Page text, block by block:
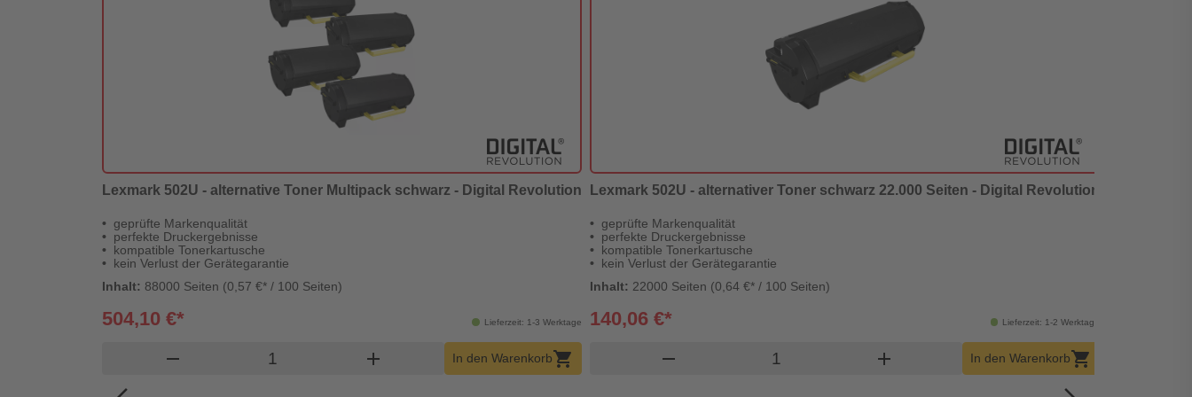
Lexmark 502U - alternative Toner Multipack schwarz - Digital Revolution
geprüfte Markenqualität
perfekte Druckergebnisse
kompatible Tonerkartusche
kein Verlust der Gerätegarantie
Inhalt: 88000 Seiten (0,57 €* / 100 Seiten)
Lieferzeit: 1-3 Werktage
504,10 €*
remove Produkt Warenkorb Menge
add In den Warenkorbshopping_cart
Lexmark 502U - alternativer Toner schwarz 22.000 Seiten - Digital Revolution
geprüfte Markenqualität
perfekte Druckergebnisse
kompatible Tonerkartusche
kein Verlust der Gerätegarantie
Inhalt: 22000 Seiten (0,64 €* / 100 Seiten)
Lieferzeit: 1-2 Werktage
140,06 €*
remove Produkt Warenkorb Menge
add In den Warenkorbshopping_cart